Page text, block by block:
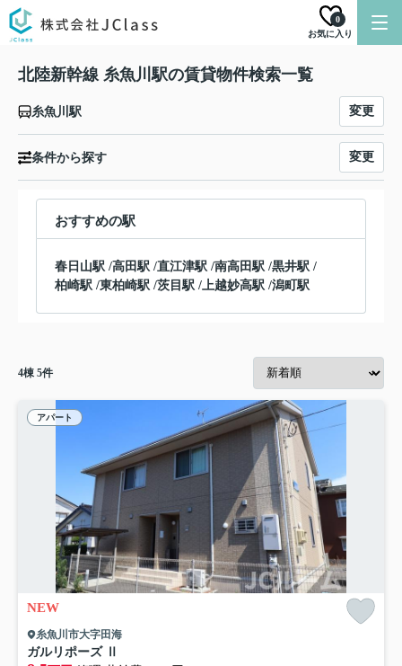
お気に入り
0
北陸新幹線 糸魚川駅の賃貸物件検索一覧
糸魚川駅 変更
条件から探す 変更
おすすめの駅
春日山駅 /高田駅 /直江津駅 /南高田駅 /黒井駅 /
柏崎駅 /東柏崎駅 /茨目駅 /上越妙高駅 /潟町駅
4棟 5件
アパート
NEW
糸魚川市大字田海
ガルリポーズ Ⅱ